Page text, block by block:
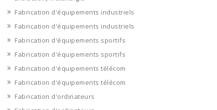
Fabrication d'équipements industriels
Fabrication d'équipements industriels
Fabrication d'équipements sportifs
Fabrication d'équipements sportifs
Fabrication d'équipements télécom
Fabrication d'équipements télécom
Fabrication d'ordinateurs